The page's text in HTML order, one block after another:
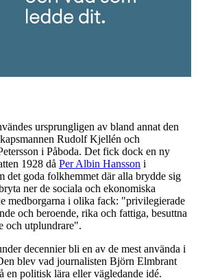
ursprungligen av bland annat den
Rudolf Kjellén och
i Påboda. Det fick dock en ny
1928 då Per Albin Hansson i
det goda folkhemmet där alla brydde sig
ner de sociala och ekonomiska
medborgarna i olika fack: "privilegierade
och beroende, rika och fattiga, besuttna
och utplundrare".
decennier bli en av de mest använda i
blev vad journalisten Björn Elmbrant
politisk lära eller vägledande idé.